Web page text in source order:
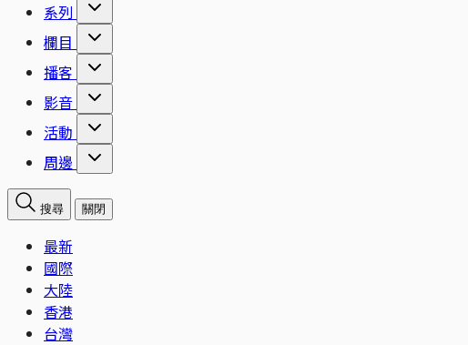
系列
欄目
播客
影音
活動
周邊
搜尋 關閉
最新
國際
大陸
香港
台灣